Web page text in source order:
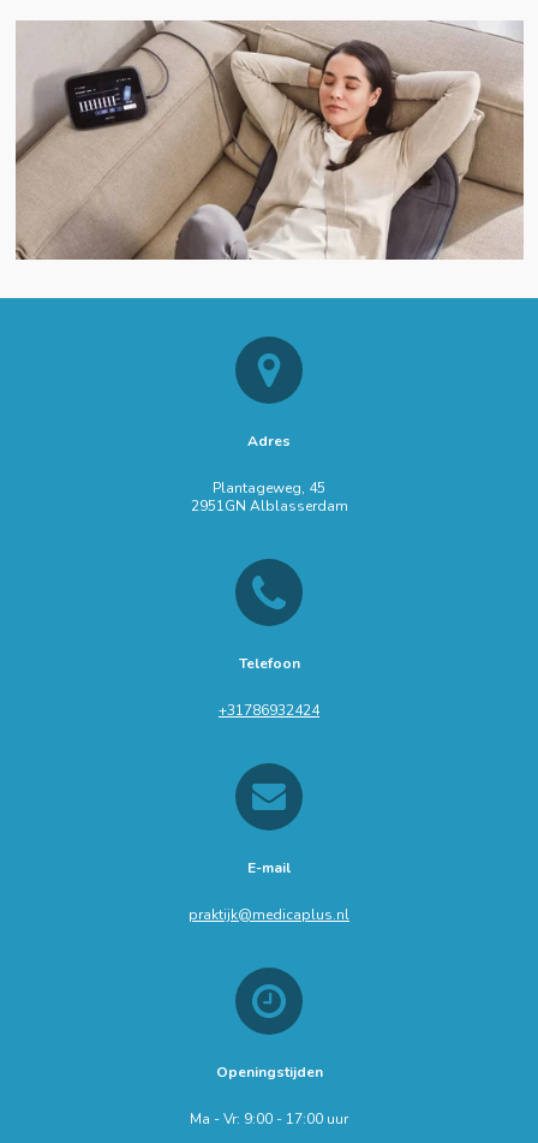
Adres
Plantageweg, 45
2951GN Alblasserdam
Telefoon
+31786932424
E-mail
praktijk@medicaplus.nl
Openingstijden
Ma - Vr: 9:00 - 17:00 uur